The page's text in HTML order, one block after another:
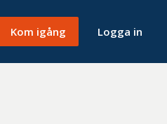
Kom igång Logga in